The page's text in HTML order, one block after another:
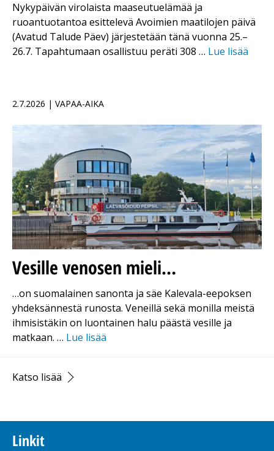
Nykypäivän virolaista maaseutuelämää ja
ruoantuotantoa esittelevä Avoimien maatilojen päivä
(Avatud Talude Päev) järjestetään tänä vuonna 25.–
26.7. Tapahtumaan osallistuu peräti 308 … Lue lisää
2.7.2026 | VAPAA-AIKA
Vesille venosen mieli…
…on suomalainen sanonta ja säe Kalevala-eepoksen
yhdeksännestä runosta. Veneillä sekä monilla meistä
ihmisistäkin on luontainen halu päästä vesille ja
matkaan. … Lue lisää
Katso lisää
Linkit